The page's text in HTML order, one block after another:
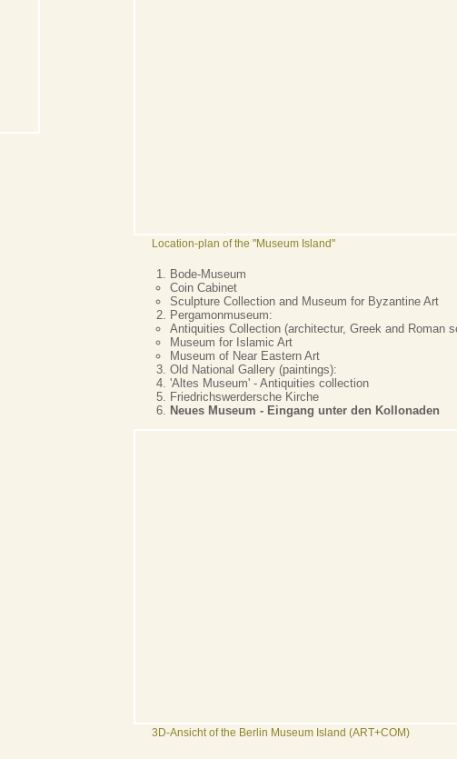
Location-plan of the "Museum Island"
Bode-Museum
Coin Cabinet
Sculpture Collection and Museum for Byzantine Art
Pergamonmuseum:
Antiquities Collection (architectur, Greek and Roman
Museum for Islamic Art
Museum of Near Eastern Art
Old National Gallery (paintings):
'Altes Museum' - Antiquities collection
Friedrichswerdersche Kirche
Neues Museum - Eingang unter den Kollonaden
3D-Ansicht of the Berlin Museum Island (ART+COM)